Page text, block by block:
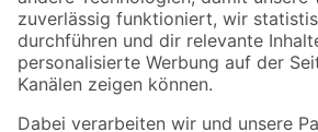
Zur Newsletter Anmeldung
Folge uns